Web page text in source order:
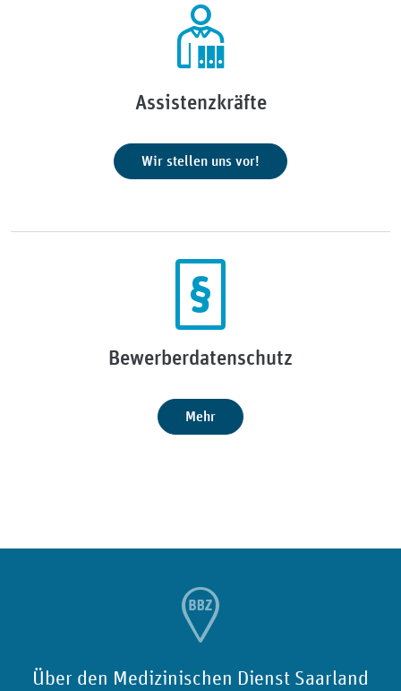
Assistenzkräfte
Wir stellen uns vor!
Bewerberdatenschutz
Mehr
Über den Medizinischen Dienst Saarland